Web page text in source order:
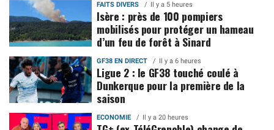
FAITS DIVERS Il y a 5 heures
Isère : près de 100 pompiers
mobilisés pour protéger un hameau
d’un feu de forêt à Sinard
GF38 EN DIRECT Il y a 6 heures
Ligue 2 : le GF38 touché coulé à
Dunkerque pour la première de la
saison
ECONOMIE Il y a 20 heures